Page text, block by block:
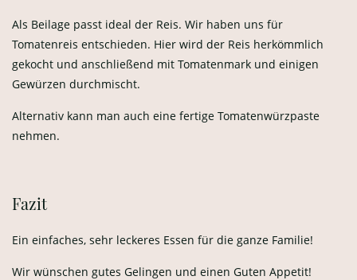
Als Beilage passt ideal der Reis. Wir haben uns für
Tomatenreis entschieden. Hier wird der Reis herkömmlich
gekocht und anschließend mit Tomatenmark und einigen
Gewürzen durchmischt.
Alternativ kann man auch eine fertige Tomatenwürzpaste
nehmen.
Fazit
Ein einfaches, sehr leckeres Essen für die ganze Familie!
Wir wünschen gutes Gelingen und einen Guten Appetit!